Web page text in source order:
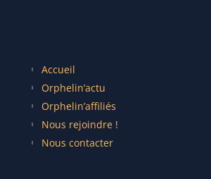
Accueil
Orphelin’actu
Orphelin’affiliés
Nous rejoindre !
Nous contacter